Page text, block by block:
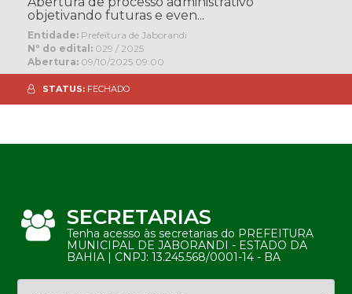
objetivando futuras e even...
Entidade: Prefeitura de Jaborandi
Nº do edital: 029 / 2025
Abertura: 09/10/2025 09:00
STATUS: FECHADO
SECRETARIAS
Tenha acesso às secretarias do PREFEITURA
MUNICIPAL DE JABORANDI - ESTADO DA
BAHIA | CNPJ: 13.245.568/0001-14 - BA